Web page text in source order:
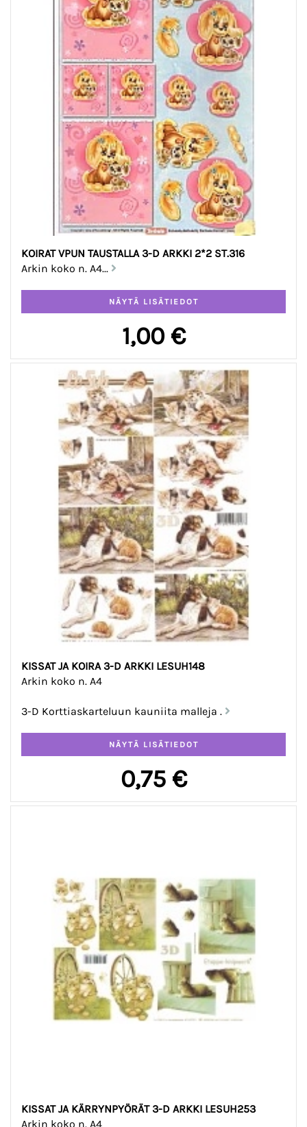
KOIRAT VPUN TAUSTALLA 3-D ARKKI 2*2 ST.316
Arkin koko n. A4...
1,00 €
KISSAT JA KOIRA 3-D ARKKI LESUH148
Arkin koko n. A4
3-D Korttiaskarteluun kauniita malleja .
0,75 €
KISSAT JA KÄRRYNPYÖRÄT 3-D ARKKI LESUH253
Arkin koko n. A4